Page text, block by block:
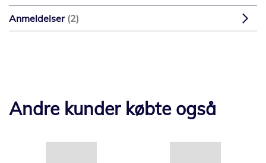
Anmeldelser 2
Andre kunder købte også